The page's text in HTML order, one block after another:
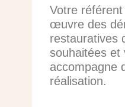
Votre
œuvre des
restauratives
souhaitées et
accompagne
réalisation.